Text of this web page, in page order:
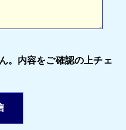
。内容をご確認の上チェ